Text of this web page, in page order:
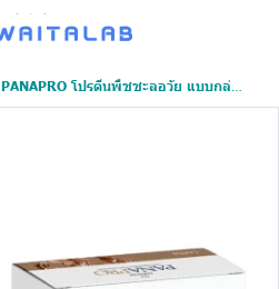
PANAPRO โปรตีนพืชชะลอวัย แบบกล่อง อุดมไปด้วยสารอาหารสูงถึง 91 ชนิด